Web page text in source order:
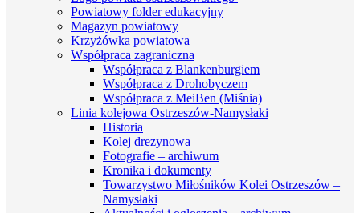
Powiatowy folder edukacyjny
Magazyn powiatowy
Krzyżówka powiatowa
Współpraca zagraniczna
Współpraca z Blankenburgiem
Współpraca z Drohobyczem
Współpraca z MeiBen (Miśnia)
Linia kolejowa Ostrzeszów-Namysłaki
Historia
Kolej drezynowa
Fotografie – archiwum
Kronika i dokumenty
Towarzystwo Miłośników Kolei Ostrzeszów –
Namysłaki